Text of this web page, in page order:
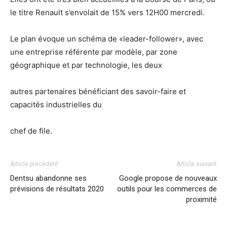
le titre Renault s’envolait de 15% vers 12H00 mercredi.
Le plan évoque un schéma de «leader-follower», avec
une entreprise référente par modèle, par zone
géographique et par technologie, les deux
autres partenaires bénéficiant des savoir-faire et
capacités industrielles du
chef de file.
Article précédent
Dentsu abandonne ses
prévisions de résultats 2020
Article suivant
Google propose de nouveaux
outils pour les commerces de
proximité